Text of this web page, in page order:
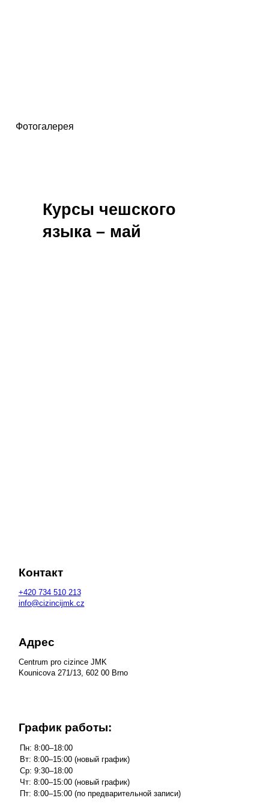
Фотогалерея
Курсы чешского
языка – май
Контакт
+420 734 510 213
info@cizincijmk.cz
Адрес
Centrum pro cizince JMK
Kounicova 271/13, 602 00 Brno
График работы: